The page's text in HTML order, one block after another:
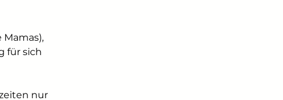
für sich
nur